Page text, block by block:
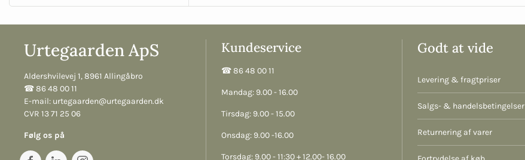
Urtegaarden ApS
Aldershvilevej 1, 8961 Allingåbro
☎︎ 86 48 00 11
E-mail: urtegaarden@urtegaarden.dk
CVR 13 71 25 06
Følg os på
Kundeservice
☎︎ 86 48 00 11
Mandag: 9.00 - 16.00
Tirsdag: 9.00 - 15.00
Onsdag: 9.00 -16.00
Torsdag: 9.00 - 11:30 + 12.00- 16.00
Godt at vide
Levering & fragtpriser
Salgs- & handelsbetingelser
Returnering af varer